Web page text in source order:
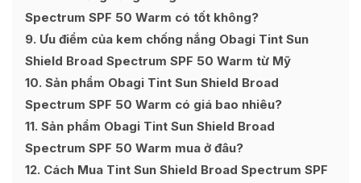
Spectrum SPF 50 Warm có tốt không?
9 Ưu điểm của kem chống nắng Obagi Tint Sun
Shield Broad Spectrum SPF 50 Warm từ Mỹ
10 Sản phẩm Obagi Tint Sun Shield Broad
Spectrum SPF 50 Warm có giá bao nhiêu?
11 Sản phẩm Obagi Tint Sun Shield Broad
Spectrum SPF 50 Warm mua ở đâu?
12 Cách Mua Tint Sun Shield Broad Spectrum SPF